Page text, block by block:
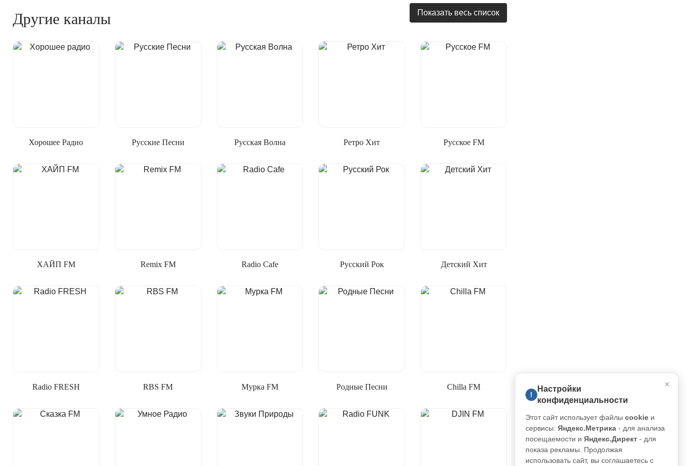
Другие каналы Показать весь список
Хорошее Радио Русские Песни Русская Волна Ретро Хит Русское FM
ХАЙП FM Remix FM Radio Cafe Русский Рок Детский Хит
Radio FRESH RBS FM Мурка FM Родные Песни Chilla FM ×
!
Настройки
конфиденциальности
Этот сайт использует файлы cookie и
сервисы: Яндекс.Метрика - для анализа
посещаемости и Яндекс.Директ - для
показа рекламы. Продолжая
использовать сайт, вы соглашаетесь с